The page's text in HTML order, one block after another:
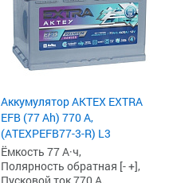
Аккумулятор AKTEX EXTRA
EFB (77 Ah) 770 А,
(ATEXPEFB77-3-R) L3
Ёмкость 77 А·ч,
Полярность обратная [- +],